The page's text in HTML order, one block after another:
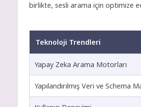
birlikte, sesli arama için optimize
Teknoloji Trendleri
Yapay Zeka Arama Motorları
Yapılandırılmış Veri ve Schema